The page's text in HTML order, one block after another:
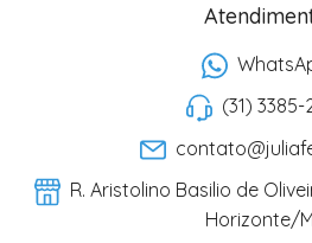
(31) 3385-
R. Aristolino Basilio de
Horizonte/